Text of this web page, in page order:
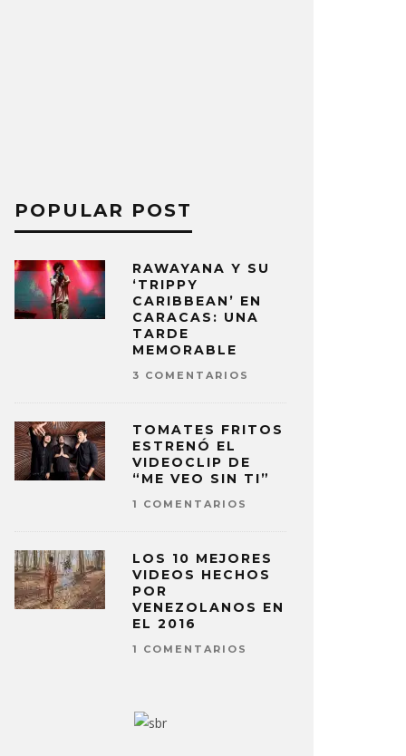
POPULAR POST
RAWAYANA Y SU
‘TRIPPY
CARIBBEAN’ EN
CARACAS: UNA
TARDE
MEMORABLE
3 COMENTARIOS
TOMATES FRITOS
ESTRENÓ EL
VIDEOCLIP DE
“ME VEO SIN TI”
1 COMENTARIOS
LOS 10 MEJORES
VIDEOS HECHOS
POR
VENEZOLANOS EN
EL 2016
1 COMENTARIOS